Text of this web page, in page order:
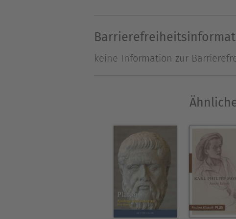
Denken und Fühlen auch von
Nietzsche aufrecht.
keine Information zur